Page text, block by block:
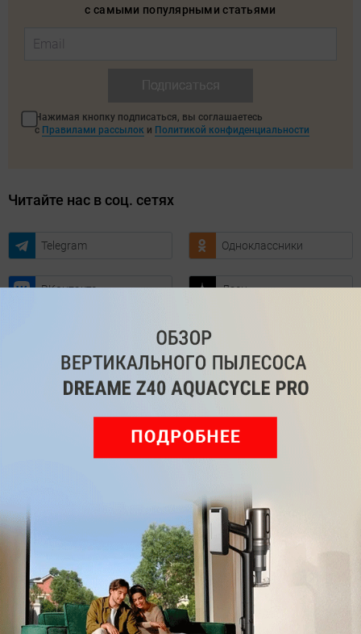
с самыми популярными статьями
Нажимая кнопку подписаться, вы соглашаетесь
с Правилами рассылок и Политикой конфиденциальности
Читайте нас в соц. сетях
Telegram Одноклассники
ВКонтакте Дзен
Комментарии
Войдите Зарегистрируйтесь, чтобы
оставить комментарий
Рекомендуем